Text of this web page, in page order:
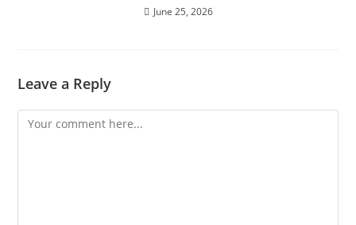
June 25, 2026
Leave a Reply
Comment